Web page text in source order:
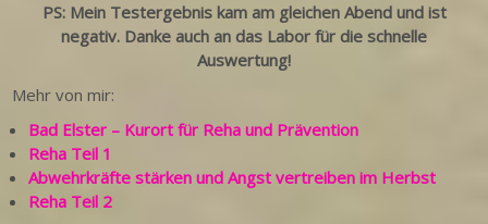
PS: Mein Testergebnis kam am gleichen Abend und ist
negativ. Danke auch an das Labor für die schnelle
Auswertung!
Mehr von mir:
Bad Elster – Kurort für Reha und Prävention
Reha Teil 1
Abwehrkräfte stärken und Angst vertreiben im Herbst
Reha Teil 2